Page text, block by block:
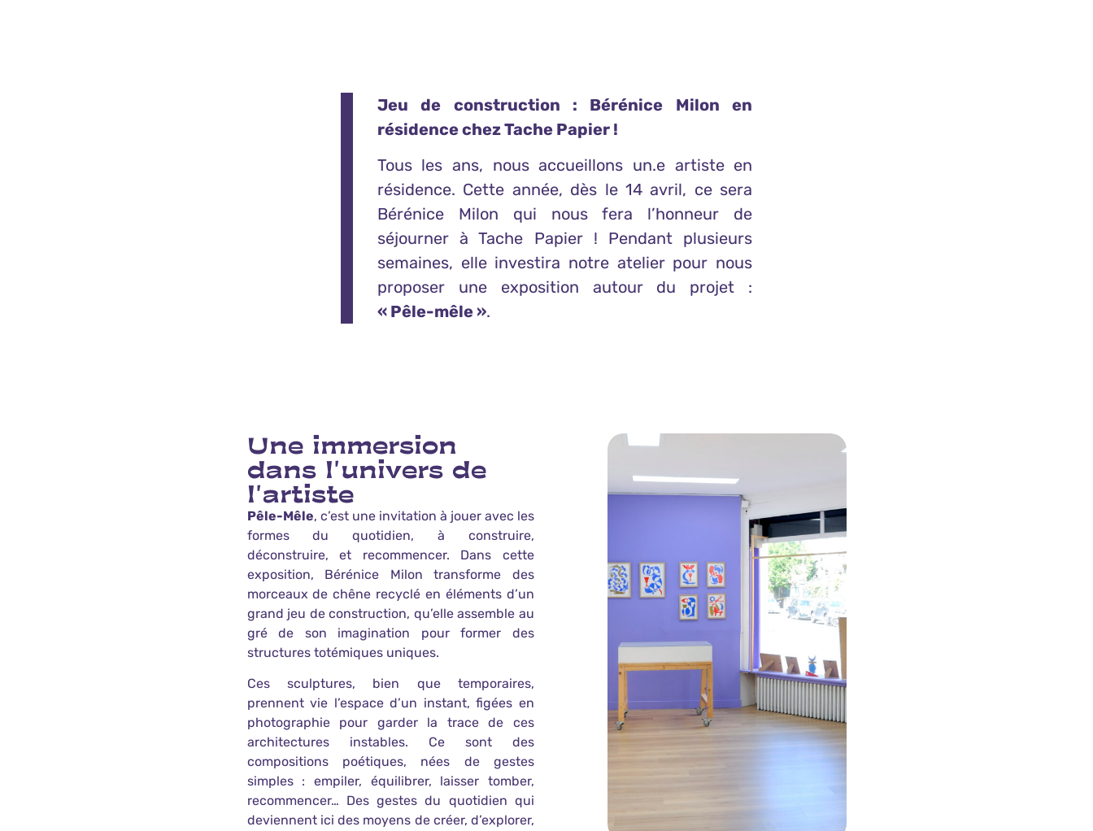
Jeu de construction : Bérénice Milon en
résidence chez Tache Papier !
Tous les ans, nous accueillons un.eartiste en
résidence. Cette année, dès le 14 avril, ce sera
Bérénice Milon qui nous fera l’honneur de
séjourner à Tache Papier ! Pendant plusieurs
semaines, elle investira notre atelier pour nous
proposer une exposition autour du projet :
« Pêle-mêle ».
Une immersion
dans l'univers de
l'artiste
Pêle-Mêle, c’est une invitation à jouer avec les
formes du quotidien, à construire,
déconstruire, et recommencer. Dans cette
exposition, Bérénice Milon transforme des
morceaux de chêne recyclé en éléments d’un
grand jeu de construction, qu’elle assemble au
gré de son imagination pour former des
structures totémiques uniques.
Ces sculptures, bien que temporaires,
prennent vie l’espace d’un instant, figées en
photographie pour garder la trace de ces
architectures instables. Ce sont des
compositions poétiques, nées de gestes
simples : empiler, équilibrer, laisser tomber,
recommencer… Des gestes du quotidien qui
deviennent ici des moyens de créer, d’explorer,